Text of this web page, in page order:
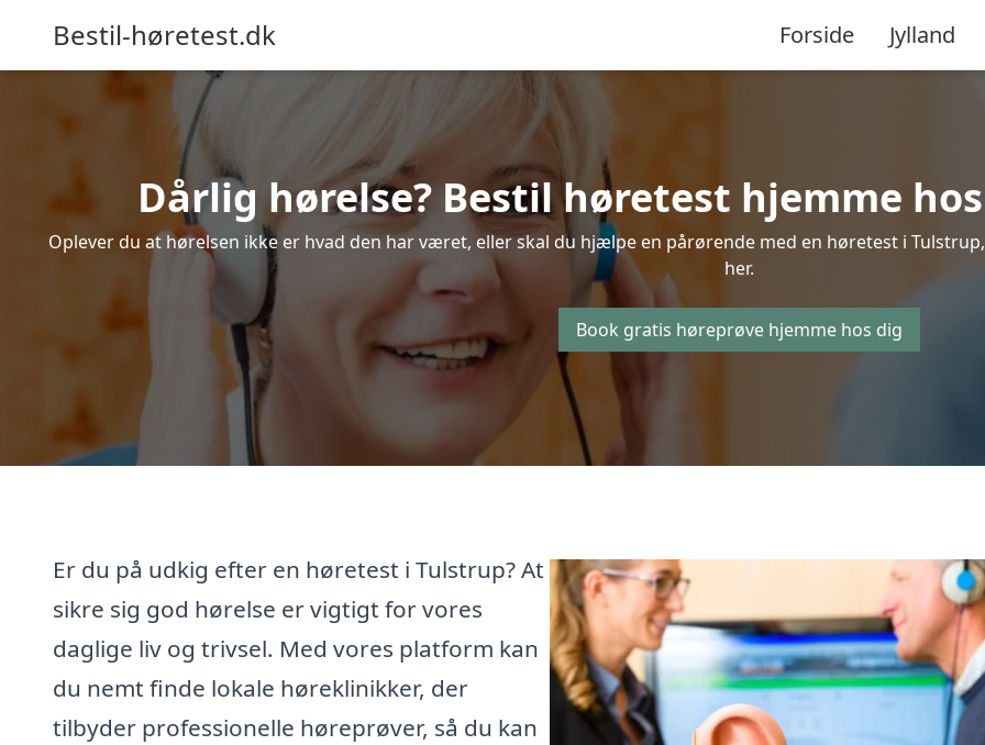
Bestil-høretest.dk Forside Jylland
Dårlig hørelse? Bestil høretest hjemme
Oplever du at hørelsen ikke er hvad den har været, eller skal du hjælpe en pårørende med en høretest i
her.
Book gratis høreprøve hjemme hos dig
Er du på udkig efter en høretest i Tulstrup? At
sikre sig god hørelse er vigtigt for vores
daglige liv og trivsel. Med vores platform kan
du nemt finde lokale høreklinikker, der
tilbyder professionelle høreprøver, så du kan